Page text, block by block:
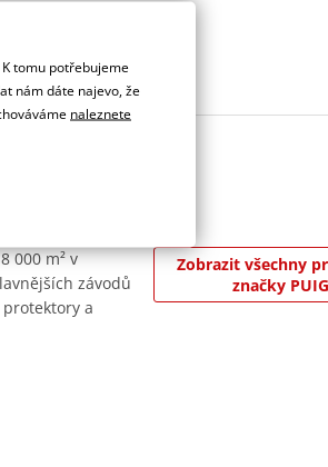
000 m² v
závodů
a
Zobrazit všechny
značky PUIG
tomu potřebujeme
nám dáte najevo, že
naleznete